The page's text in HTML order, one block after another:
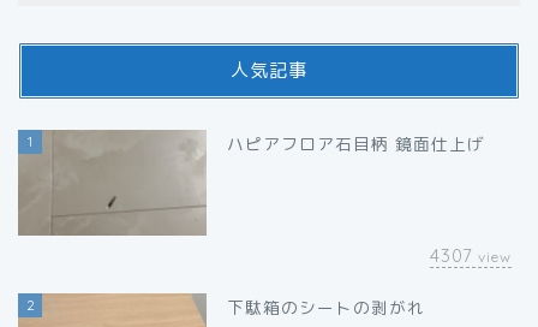
人気記事
1 ハピアフロア石目柄 鏡面仕上げ
4307 view
2 下駄箱のシートの剥がれ